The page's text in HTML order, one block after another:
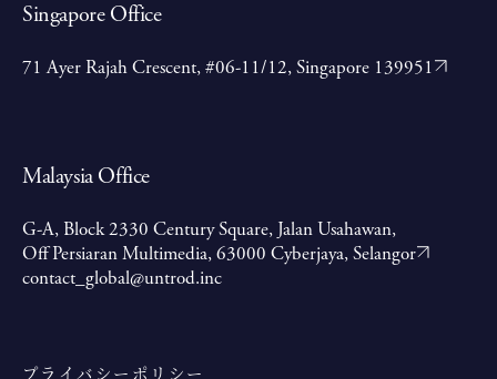
Singapore Office
71 Ayer Rajah Crescent, #06-11/12, Singapore 139951
Malaysia Office
G-A, Block 2330 Century Square, Jalan Usahawan,
Off Persiaran Multimedia, 63000 Cyberjaya, Selangor
contact_global@untrod.inc
プライバシーポリシー